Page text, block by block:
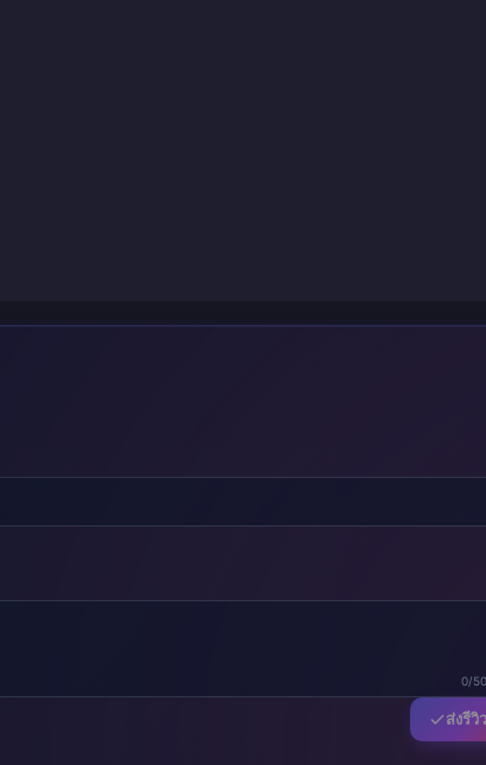
0/
ส่งรีวิว